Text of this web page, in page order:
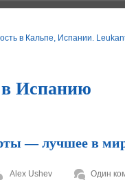
в Кальпе, Испании.
в Испанию
— лучшее в
Alex Ushev Один